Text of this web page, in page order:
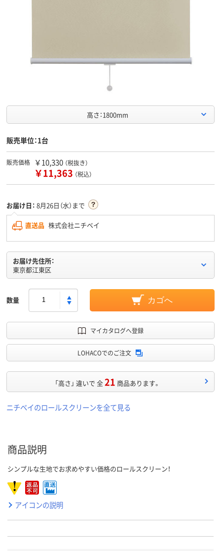
高さ：1800mm
販売単位：1台
販売価格 ￥10,330 （税抜き）
￥11,363 （税込）
お届け日： 8月26日（水）まで
直送品 株式会社ニチベイ
お届け先住所：
東京都江東区
数量 カゴへ
マイカタログへ登録
LOHACOでのご注文
「高さ」 違いで 全21 商品あります。
ニチベイのロールスクリーンを全て見る
商品説明
シンプルな生地でお求めやすい価格のロールスクリーン！
アイコンの説明